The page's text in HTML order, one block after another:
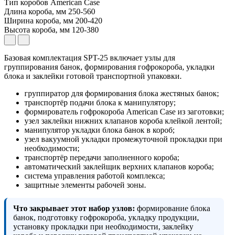
Тип коробов American Case
Длина короба, мм 250-560
Ширина короба, мм 200-420
Высота короба, мм 120-380
Базовая комплектация SPT-25 включает узлы для
группирования банок, формирования гофрокороба, укладки
блока и заклейки готовой транспортной упаковки.
группиратор для формирования блока жестяных банок;
транспортёр подачи блока к манипулятору;
формирователь гофрокороба American Case из заготовки;
узел заклейки нижних клапанов короба клейкой лентой;
манипулятор укладки блока банок в короб;
узел вакуумной укладки промежуточной прокладки при
необходимости;
транспортёр передачи заполненного короба;
автоматический заклейщик верхних клапанов короба;
система управления работой комплекса;
защитные элементы рабочей зоны.
Что закрывает этот набор узлов: формирование блока
банок, подготовку гофрокороба, укладку продукции,
установку прокладки при необходимости, заклейку